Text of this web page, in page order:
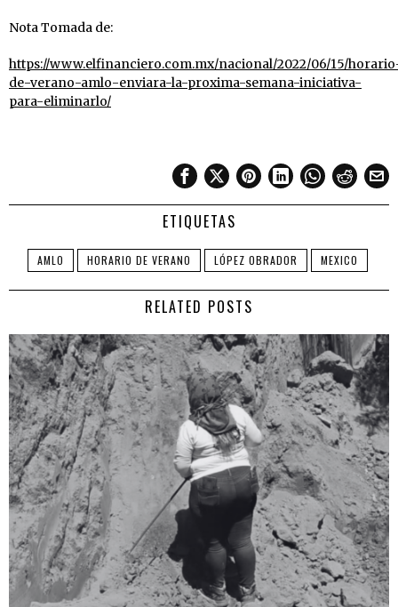
Nota Tomada de:
https://www.elfinanciero.com.mx/nacional/2022/06/15/
de-verano-amlo-enviara-la-proxima-semana-iniciativa-
para-eliminarlo/
ETIQUETAS
AMLO HORARIO DE VERANO LÓPEZ OBRADOR MEXICO
RELATED POSTS